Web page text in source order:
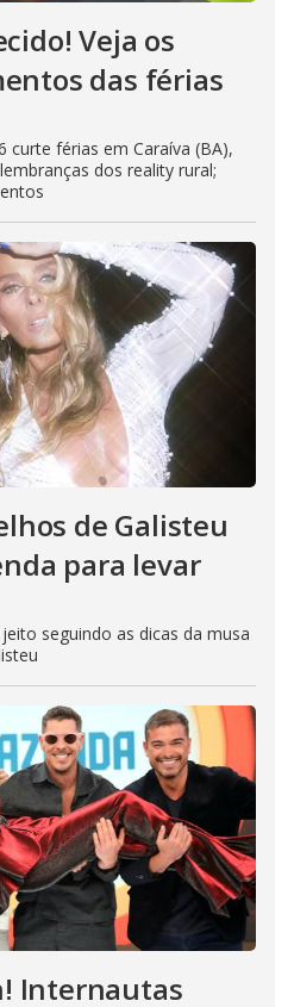
Veja os
das férias
curte férias em Caraíva (BA),
dos reality rural;
de Galisteu
para levar
seguindo as dicas da musa
Internautas